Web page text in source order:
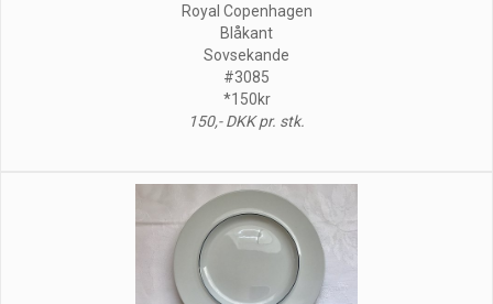
Royal Copenhagen
Blåkant
Sovsekande
#3085
*150kr
150,- DKK pr. stk.